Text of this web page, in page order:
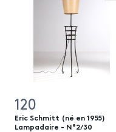
120
Eric Schmitt (né en 1955)
Lampadaire - N°2/30